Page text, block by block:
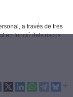
a través de tres
en funció dels riscos